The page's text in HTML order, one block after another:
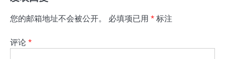
您的邮箱地址不会被公开。 必填项已用 * 标注
评论 *